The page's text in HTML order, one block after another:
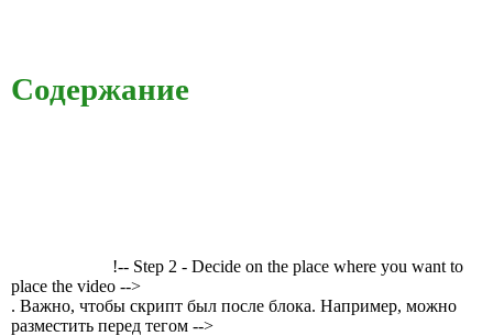
Содержание
!-- Step 2 - Decide on the place where you want to
place the video -->
. Важно, чтобы скрипт был после блока. Например, можно
разместить перед тегом -->